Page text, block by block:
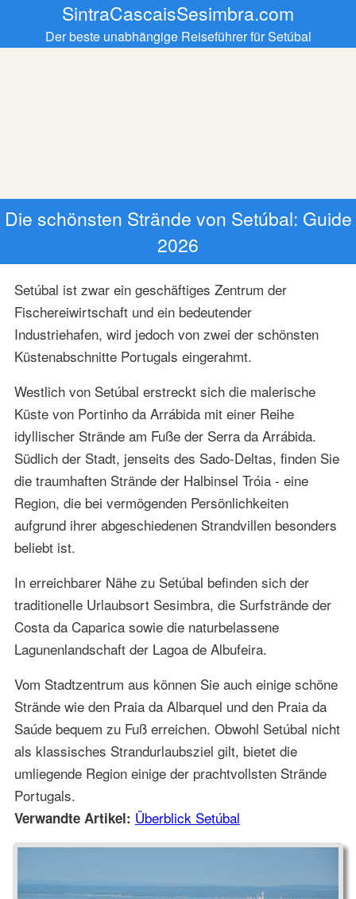
SintraCascaisSesimbra.com
Der beste unabhängige Reiseführer für Setúbal
Die schönsten Strände von Setúbal: Guide
2026
Setúbal ist zwar ein geschäftiges Zentrum der
Fischereiwirtschaft und ein bedeutender
Industriehafen, wird jedoch von zwei der schönsten
Küstenabschnitte Portugals eingerahmt.
Westlich von Setúbal erstreckt sich die malerische
Küste von Portinho da Arrábida mit einer Reihe
idyllischer Strände am Fuße der Serra da Arrábida.
Südlich der Stadt, jenseits des Sado-Deltas, finden Sie
die traumhaften Strände der Halbinsel Tróia - eine
Region, die bei vermögenden Persönlichkeiten
aufgrund ihrer abgeschiedenen Strandvillen besonders
beliebt ist.
In erreichbarer Nähe zu Setúbal befinden sich der
traditionelle Urlaubsort Sesimbra, die Surfstrände der
Costa da Caparica sowie die naturbelassene
Lagunenlandschaft der Lagoa de Albufeira.
Vom Stadtzentrum aus können Sie auch einige schöne
Strände wie den Praia da Albarquel und den Praia da
Saúde bequem zu Fuß erreichen. Obwohl Setúbal nicht
als klassisches Strandurlaubsziel gilt, bietet die
umliegende Region einige der prachtvollsten Strände
Portugals.
Verwandte Artikel: Überblick Setúbal